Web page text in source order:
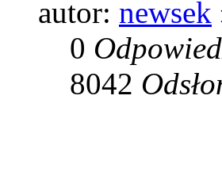
autor: newsek
0
8042